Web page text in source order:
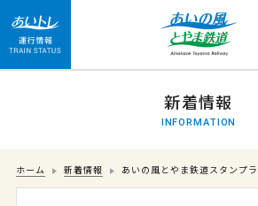
運行情報 列車の遅れ情報
新着情報
INFORMATION
ホーム 新着情報 あいの風とやま鉄道スタンプラ